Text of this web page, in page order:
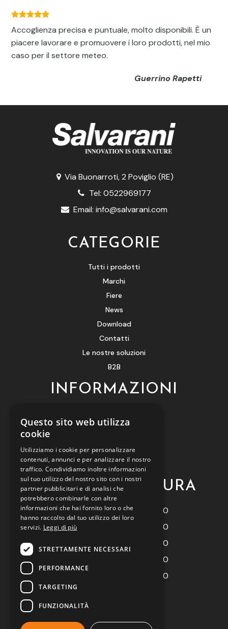
Accoglienza precisa e puntuale, molto disponibili. È un
piacere lavorare e promuovere i loro prodotti, nel mio
caso per il settore meteo.
Guerrino Rapetti
Via Buonarroti, 2 Poviglio (RE)
Tel:0522969177
Email: info@salvarani.com
CATEGORIE
Tutti i prodotti
Marchi
Fiere
News
Download
Contatti
Le nostre soluzioni
B2B
INFORMAZIONI
Cookie policy
Termini e condizioni
ORARI DI APERTURA
Lunedì
9:00 - 18:00
Martedì
9:00 - 18:00
9:00 - 18:00
9:00 - 18:00
9:00 - 18:00
Domenica
Questo sito web utilizza
cookie
Utilizziamo i cookie per personalizzare
contenuti, annunci e per analizzare il nostro
traffico. Condividiamo inoltre informazioni
sul tuo utilizzo del nostro sito con i nostri
partner pubblicitari e di analisi che
potrebbero combinarle con altre
informazioni che hai fornito loro o che
hanno raccolto dal tuo utilizzo dei loro
servizi. Leggi di più
STRETTAMENTE NECESSARI
PERFORMANCE
TARGETING
FUNZIONALITÀ